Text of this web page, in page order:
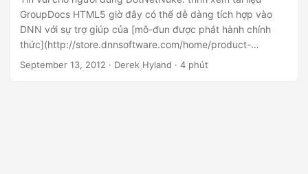
GroupDocs HTML5 giờ đây có thể dễ dàng tích hợp vào
DNN với sự trợ giúp của [mô-đun được phát hành chính
thức](http://store.dnnsoftware.com/home/product-
details/groupdocs-word-excel -powerpoint-and-acrobat-
September 13, 2012 · Derek Hyland · 4 phút